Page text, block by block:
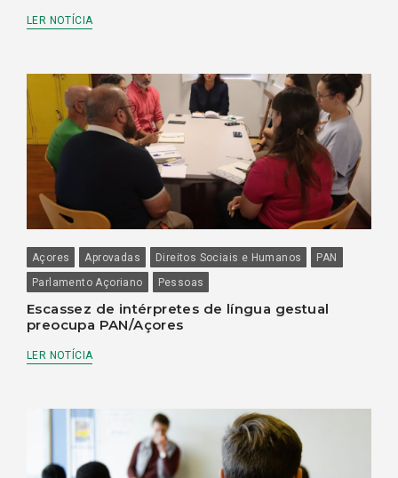
LER NOTÍCIA
Açores Aprovadas Direitos Sociais e Humanos
PAN
Parlamento Açoriano
Pessoas
Escassez de intérpretes de língua gestual
preocupa PAN/Açores
LER NOTÍCIA